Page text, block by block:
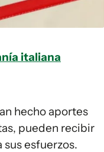
italiana
hecho aportes
pueden recibir
esfuerzos.